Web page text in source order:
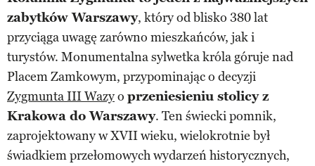
zabytków Warszawy, który od blisko 380 lat
przyciąga uwagę zarówno mieszkańców, jak i
turystów. Monumentalna sylwetka króla góruje nad
Placem Zamkowym, przypominając o decyzji
Zygmunta III Wazyo przeniesieniu stolicy z
Krakowa do Warszawy. Ten świecki pomnik,
zaprojektowany w XVII wieku, wielokrotnie był
świadkiem przełomowych wydarzeń historycznych,